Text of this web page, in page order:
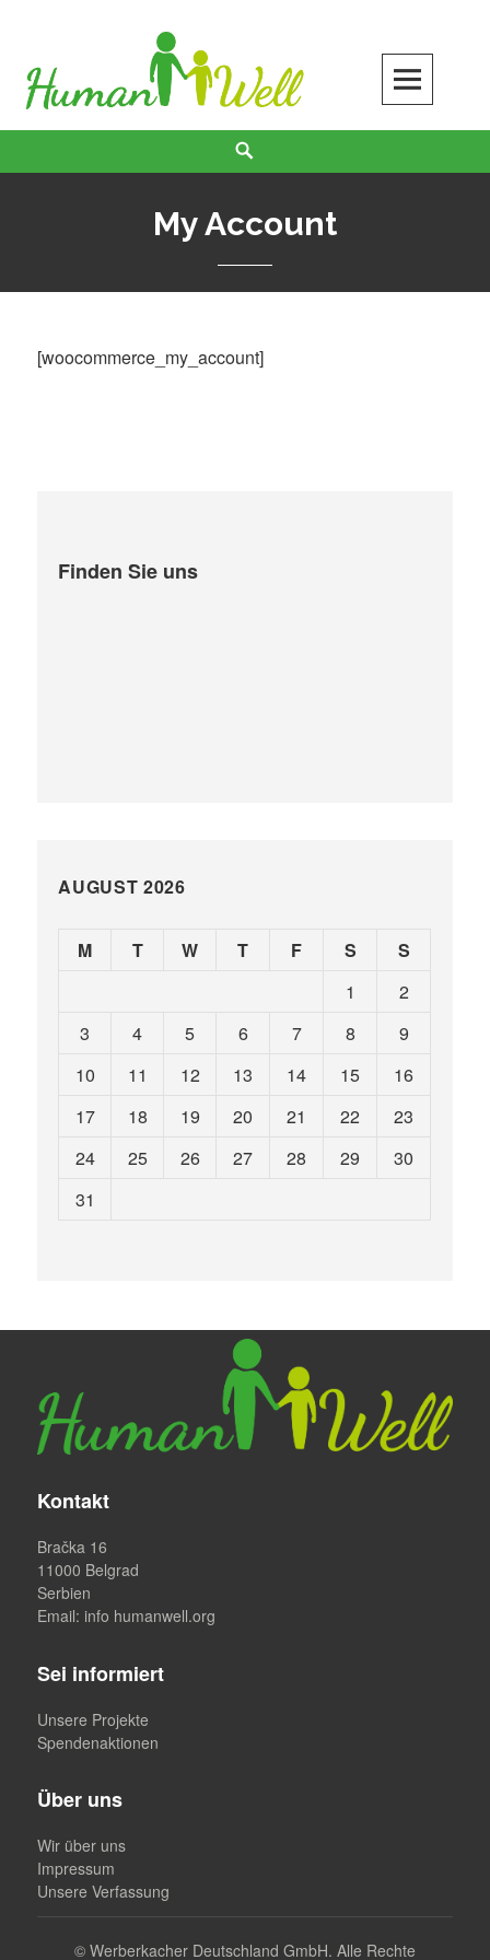
content
My Account
[woocommerce_my_account]
Finden Sie uns
AUGUST 2026
M T W T F S
S
1
2
3
4 5 6 7 8
9
10
11 12 13 14 15
16
17
18 19 20 21 22
23
24
25 26 27 28 29
30
31
Kontakt
Bračka 16
11000 Belgrad
Serbien
Email: info humanwell.org
Sei informiert
Unsere Projekte
Spendenaktionen
Über uns
Wir über uns
Impressum
Unsere Verfassung
© Werberkacher Deutschland GmbH. Alle Rechte